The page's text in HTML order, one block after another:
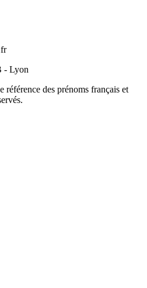
- Lyon
référence des prénoms français et